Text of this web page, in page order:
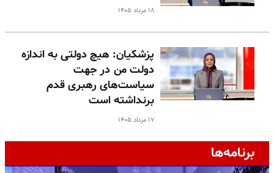
۱۸ مرداد ۱۴۰۵
پزشکیان: هیچ دولتی به اندازه
دولت من در جهت
سیاست‌های رهبری قدم
برنداشته است
۱۷ مرداد ۱۴۰۵
برنامه‌ها